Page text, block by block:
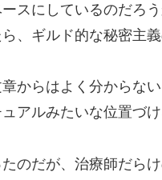
スにしているのだろ
、ギルド的な秘密主義
からはよく分からな
アルみたいな位置づけ
のだが、治療師だら